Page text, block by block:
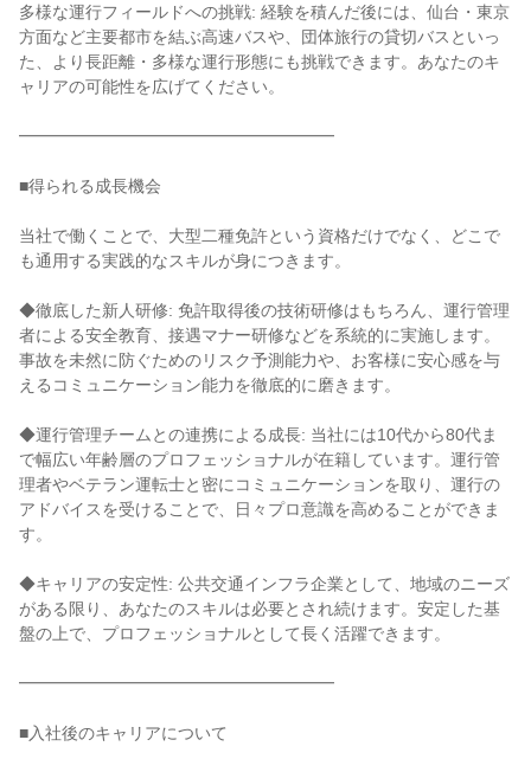
多様な運行フィールドへの挑戦: 経験を積んだ後には、仙台・東京
方面など主要都市を結ぶ高速バスや、団体旅行の貸切バスといっ
た、より長距離・多様な運行形態にも挑戦できます。あなたのキ
ャリアの可能性を広げてください。
━━━━━━━━━━━━━━━━━━━
■得られる成長機会
当社で働くことで、大型二種免許という資格だけでなく、どこで
も通用する実践的なスキルが身につきます。
◆徹底した新人研修: 免許取得後の技術研修はもちろん、運行管理
者による安全教育、接遇マナー研修などを系統的に実施します。
事故を未然に防ぐためのリスク予測能力や、お客様に安心感を与
えるコミュニケーション能力を徹底的に磨きます。
◆運行管理チームとの連携による成長: 当社には10代から80代ま
で幅広い年齢層のプロフェッショナルが在籍しています。運行管
理者やベテラン運転士と密にコミュニケーションを取り、運行の
アドバイスを受けることで、日々プロ意識を高めることができま
す。
◆キャリアの安定性: 公共交通インフラ企業として、地域のニーズ
がある限り、あなたのスキルは必要とされ続けます。安定した基
盤の上で、プロフェッショナルとして長く活躍できます。
━━━━━━━━━━━━━━━━━━━
■入社後のキャリアについて